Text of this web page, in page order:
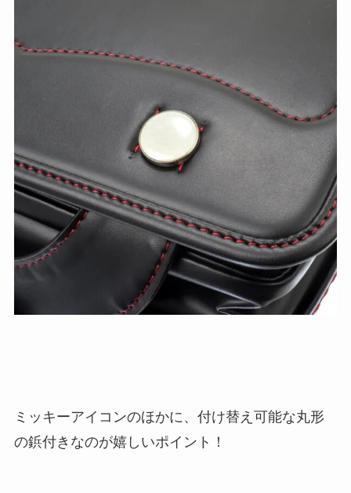
ミッキーアイコンのほかに、付け替え可能な丸形
の鋲付きなのが嬉しいポイント！